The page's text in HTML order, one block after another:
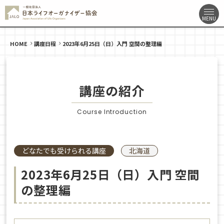
HOME 講座日程 2023年6月25日（日）入門 空間の整理編
講座の紹介
Course Introduction
どなたでも受けられる講座 北海道
2023年6月25日（日）入門 空間
の整理編